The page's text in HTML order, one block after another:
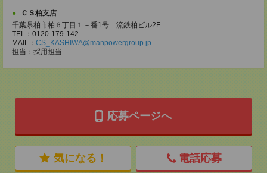
ＣＳ柏支店
千葉県柏市柏６丁目１－番1号 流鉄柏ビル2F
TEL：0120-179-142
MAIL： CS_KASHIWA@manpowergroup.jp
担当：採用担当
応募ページへ
気になる！ 電話応募